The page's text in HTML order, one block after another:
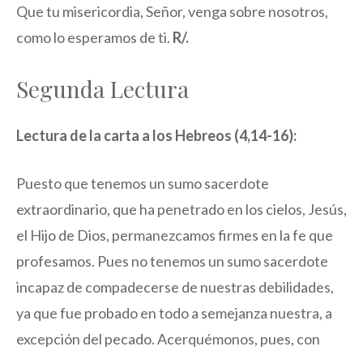
Que tu misericordia, Señor, venga sobre nosotros,
como lo esperamos de ti. R/.
Segunda Lectura
Lectura de la carta a los Hebreos (4,14-16):
Puesto que tenemos un sumo sacerdote
extraordinario, que ha penetrado en los cielos, Jesús,
el Hijo de Dios, permanezcamos firmes en la fe que
profesamos. Pues no tenemos un sumo sacerdote
incapaz de compadecerse de nuestras debilidades,
ya que fue probado en todo a semejanza nuestra, a
excepción del pecado. Acerquémonos, pues, con